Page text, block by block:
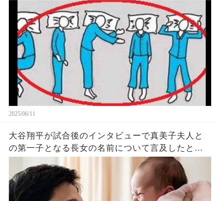
象がヤバい… 驚くべき 大人の 面白いけど知ると後
悔
2025/06/11
大谷翔平が試合後のインタビューで真美子夫人と
の第一子となる長女の名前について言及したと話
題に！山本由伸や佐々木朗希は知ってそう！